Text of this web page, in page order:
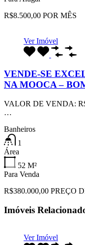
R$8.500,00 POR MÊS
Ver Imóvel
VENDE-SE
NA MOOCA –
VALOR DE VENDA:
…
Banheiros
1
Área
52 M²
Para Venda
R$380.000,00 PREÇO
Imóveis
Ver Imóvel